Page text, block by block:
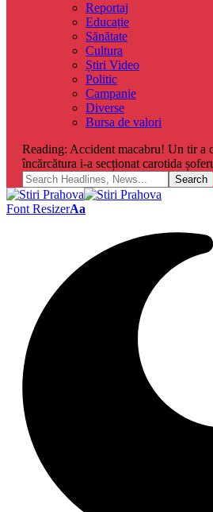
Reportaj
Educație
Sănătate
Cultura
Știri Video
Politic
Campanie
Diverse
Bursa de valori
Reading: Accident macabru! Un tir a
încărcătura i-a secționat carotida
Font ResizerAa